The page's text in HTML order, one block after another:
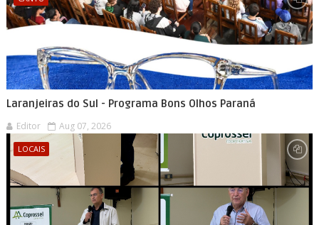
Laranjeiras do Sul - Programa Bons Olhos Paraná
Editor Aug 07, 2026
LOCAIS